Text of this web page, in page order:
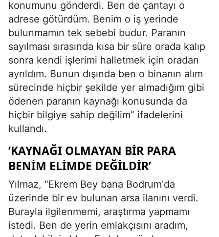
konumunu gönderdi. Ben de çantayı o
adrese götürdüm. Benim o iş yerinde
bulunmamın tek sebebi budur. Paranın
sayılması sırasında kısa bir süre orada kalıp
sonra kendi işlerimi halletmek için oradan
ayrıldım. Bunun dışında ben o binanın alım
sürecinde hiçbir şekilde yer almadığım gibi
ödenen paranın kaynağı konusunda da
hiçbir bilgiye sahip değilim” ifadelerini
kullandı.
‘KAYNAĞI OLMAYAN BİR PARA
BENİM ELİMDE DEĞİLDİR’
Yılmaz, “Ekrem Bey bana Bodrum'da
üzerinde bir ev bulunan arsa ilanını verdi.
Burayla ilgilenmemi, araştırma yapmamı
istedi. Ben de yerin emlakçısını aradım,